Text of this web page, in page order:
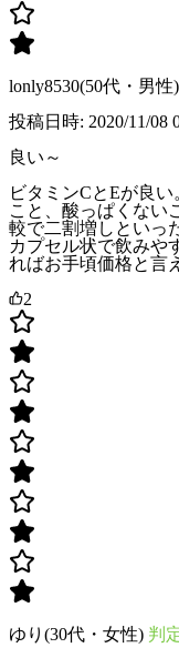
lonly8530(50代・男性)
投稿日時: 2020/11/08
良い～
ビタミンCとEが良
こと、酸っぱくない
較で二割増しといっ
カプセル状で飲みや
ればお手頃価格と言
2
ゆり(30代・女性) 判